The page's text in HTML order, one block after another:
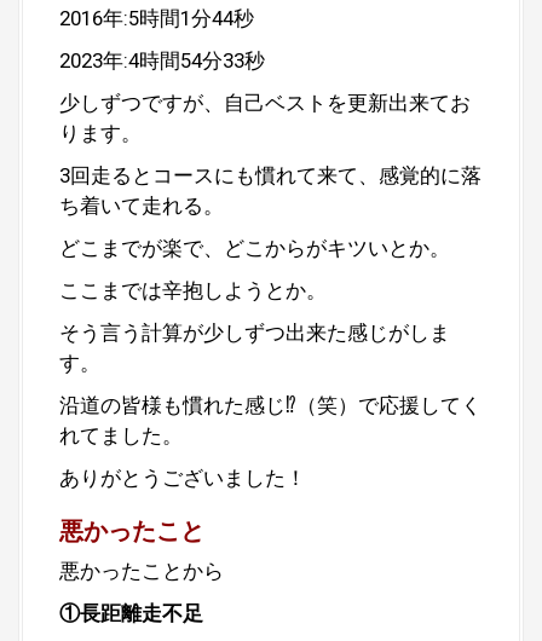
2016年:5時間1分44秒
2023年:4時間54分33秒
少しずつですが、自己ベストを更新出来てお
ります。
3回走るとコースにも慣れて来て、感覚的に落
ち着いて走れる。
どこまでが楽で、どこからがキツいとか。
ここまでは辛抱しようとか。
そう言う計算が少しずつ出来た感じがしま
す。
沿道の皆様も慣れた感じ⁉︎（笑）で応援してく
れてました。
ありがとうございました！
悪かったこと
悪かったことから
①長距離走不足